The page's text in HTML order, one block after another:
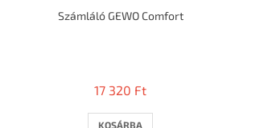
Számláló GEWO Comfort
17 320 Ft
KOSÁRBA